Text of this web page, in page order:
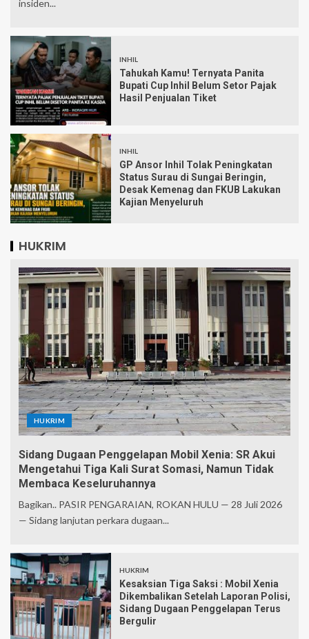
insiden...
INHIL
Tahukah Kamu! Ternyata Panita
Bupati Cup Inhil Belum Setor Pajak
Hasil Penjualan Tiket
INHIL
GP Ansor Inhil Tolak Peningkatan
Status Surau di Sungai Beringin,
Desak Kemenag dan FKUB Lakukan
Kajian Menyeluruh
HUKRIM
HUKRIM
Sidang Dugaan Penggelapan Mobil Xenia: SR Akui
Mengetahui Tiga Kali Surat Somasi, Namun Tidak
Membaca Keseluruhannya
Bagikan.. PASIR PENGARAIAN, ROKAN HULU — 28 Juli 2026
— Sidang lanjutan perkara dugaan...
HUKRIM
Kesaksian Tiga Saksi : Mobil Xenia
Dikembalikan Setelah Laporan Polisi,
Sidang Dugaan Penggelapan Terus
Bergulir